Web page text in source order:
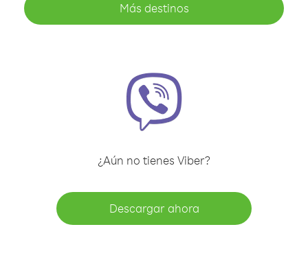
Más destinos
¿Aún no tienes Viber?
Descargar ahora